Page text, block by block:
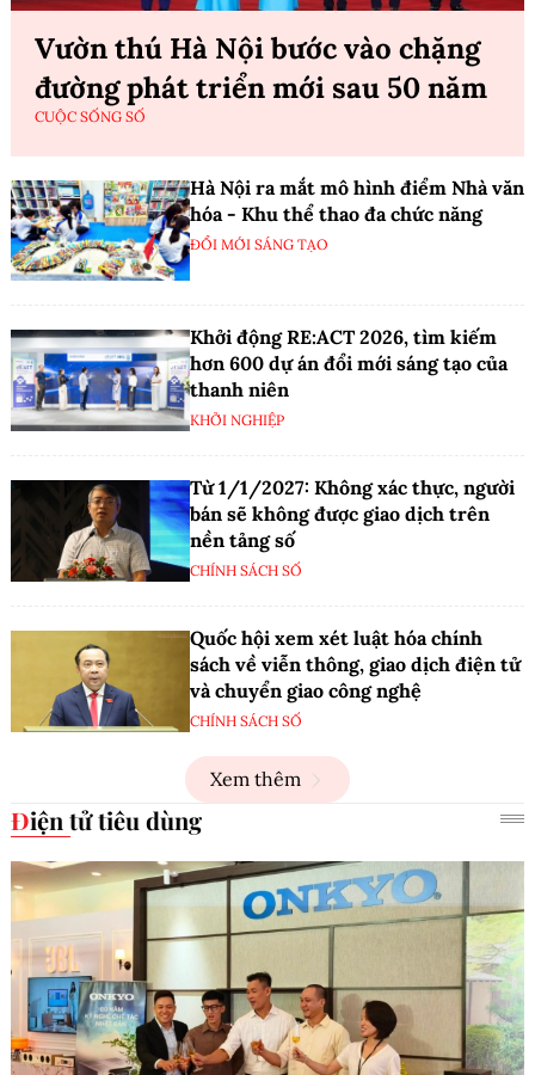
Vườn thú Hà Nội bước vào chặng
đường phát triển mới sau 50 năm
CUỘC SỐNG SỐ
Hà Nội ra mắt mô hình điểm Nhà văn
hóa - Khu thể thao đa chức năng
ĐỔI MỚI SÁNG TẠO
Khởi động RE:ACT 2026, tìm kiếm
hơn 600 dự án đổi mới sáng tạo của
thanh niên
KHỞI NGHIỆP
Từ 1/1/2027: Không xác thực, người
bán sẽ không được giao dịch trên
nền tảng số
CHÍNH SÁCH SỐ
Quốc hội xem xét luật hóa chính
sách về viễn thông, giao dịch điện tử
và chuyển giao công nghệ
CHÍNH SÁCH SỐ
Xem thêm
Điện tử tiêu dùng